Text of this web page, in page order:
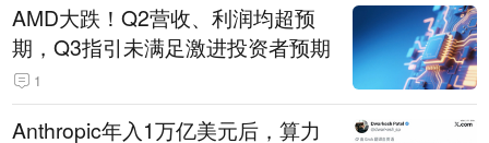
AMD大跌！Q2营收、利润均超预
期，Q3指引未满足激进投资者预期
1
Anthropic年入1万亿美元后，算力